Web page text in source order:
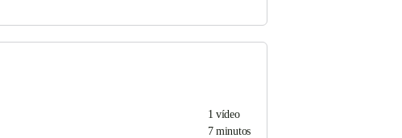
1 vídeo
7 minutos